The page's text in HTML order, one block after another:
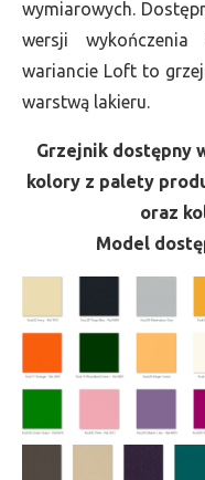
wymiarowych.
wersji
wariancie Loft to
warstwą lakieru.
Grzejnik dostępny
kolory z palety
oraz
Model